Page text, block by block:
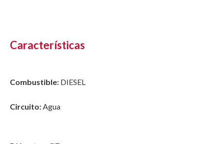
Características
Combustible: DIESEL
Circuito:Agua